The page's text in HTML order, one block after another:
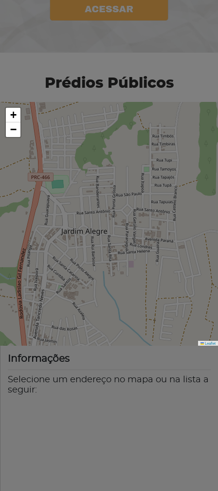
Prédios Públicos
+
−
Leaflet
Informações
Selecione um endereço no mapa ou na lista a
seguir: